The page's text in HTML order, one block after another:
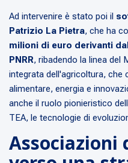
Ad intervenire è stato poi il
Patrizio La Pietra, che ha
milioni di euro derivanti
PNRR, ribadendo la linea del
integrata dell'agricoltura, che
alimentare, energia e
anche il ruolo pionieristico
TEA, le tecnologie di
Associazioni